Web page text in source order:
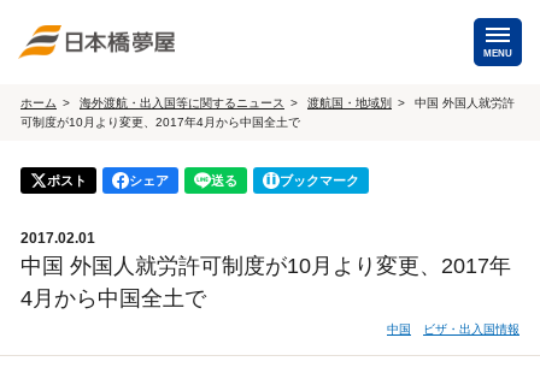
MENU
海外手配
海外航空券
商用・就労ビザ
ホテル・専用車・
通訳・ガイド
保険・Wi-Fiレンタル
ホーム 海外渡航・出入国等に関するニュース 渡航国・地域別
中国 外国人就労許
可制度が10月より変更、2017年4月から中国全土で
ポスト シェア 送る ブックマーク
2017.02.01
中国 外国人就労許可制度が10月より変更、2017年
4月から中国全土で
中国 ビザ・出入国情報